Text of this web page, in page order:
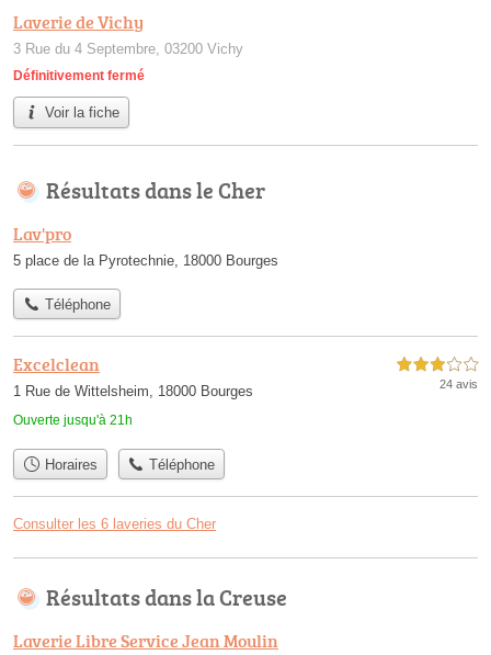
Laverie de Vichy
3 Rue du 4 Septembre, 03200 Vichy
Définitivement fermé
Voir la fiche
Résultats dans le Cher
Lav'pro
5 place de la Pyrotechnie, 18000 Bourges
Téléphone
Excelclean
1 Rue de Wittelsheim, 18000 Bourges
Ouverte jusqu'à 21h
3,0 étoiles sur 5
24 avis
Horaires Téléphone
Consulter les 6 laveries du Cher
Résultats dans la Creuse
Laverie Libre Service Jean Moulin